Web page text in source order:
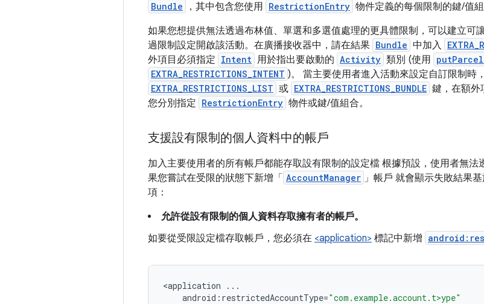
Bundle ，其中包含您使用 RestrictionEntry 物件定義的每個限制的鍵/值組
如果您想提供無法透過布林值、單選和多選值處理的更具體限制，可以建立可
過限制設定開啟該活動。在廣播接收器中，請在結果 Bundle 中加入
外項目必須指定 Intent 用於指出要啟動的 Activity 類別 (使用
EXTRA_RESTRICTIONS_INTENT )。 當主要使用者進入活動來設定自訂限制時
EXTRA_RESTRICTIONS_LIST 或 EXTRA_RESTRICTIONS_BUNDLE 鍵，在額外
您分別指定 RestrictionEntry 物件或鍵/值組合。
支援設有限制的個人資料中的帳戶
加入主要使用者的所有帳戶都能存取設有限制的設定檔 根據預設，使用者無法
果您嘗試在受限的狀態下新增「 AccountManager 」帳戶 就會顯示失敗結果
項：
允許從設有限制的個人資料存取擁有者的帳戶。
如要從受限設定檔存取帳戶，您必須在 <application> 標記中新增
<application
...
android : restrictedAccountType="com.example.account.t>ype"